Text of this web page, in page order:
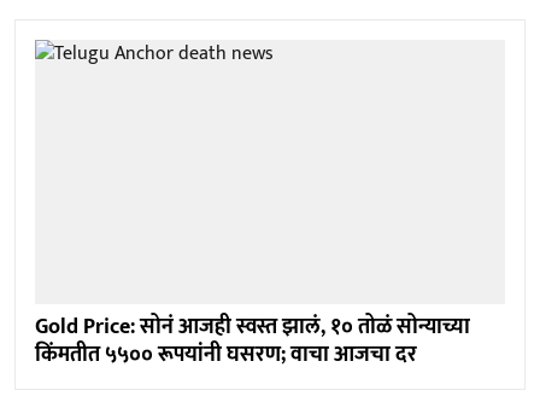
Gold Price: सोनं आजही स्वस्त झालं, १० तोळं सोन्याच्या
किंमतीत ५५०० रूपयांनी घसरण; वाचा आजचा दर